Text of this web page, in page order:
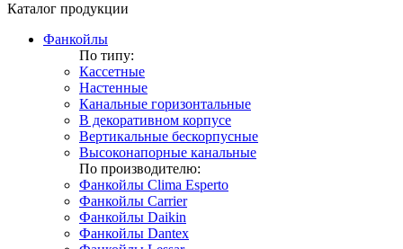
Каталог продукции
Фанкойлы
По типу:
Кассетные
Настенные
Канальные горизонтальные
В декоративном корпусе
Вертикальные бескорпусные
Высоконапорные канальные
По производителю:
Фанкойлы Clima Esperto
Фанкойлы Carrier
Фанкойлы Daikin
Фанкойлы Dantex